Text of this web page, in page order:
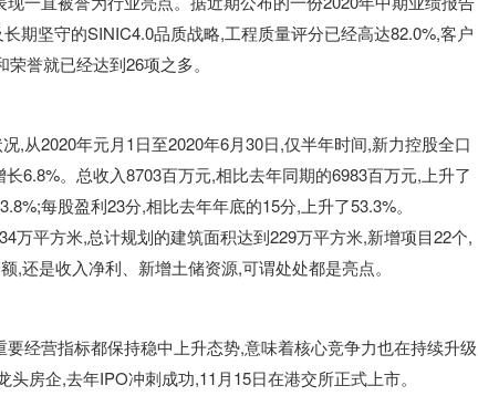
期坚守的SINIC4.0品质战略,工程质量评分已经高达82.0%,客户
荣誉就已经达到26项之多。
,从2020年元月1日至2020年6月30日,仅半年时间,新力控股全口
长6.8%。总收入8703百万元,相比去年同期的6983百万元,上升了
%;每股盈利23分,相比去年年底的15分,上升了53.3%。
万平方米,总计规划的建筑面积达到229万平方米,新增项目22个,
,还是收入净利、新增土储资源,可谓处处都是亮点。
经营指标都保持稳中上升态势,意味着核心竞争力也在持续升级
头房企,去年IPO冲刺成功,11 月15日在港交所正式上市。